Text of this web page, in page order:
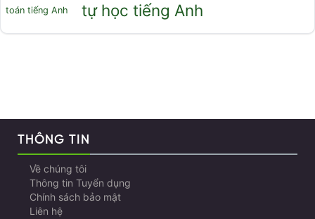
toán tiếng Anh tự học tiếng Anh
THÔNG TIN
Về chúng tôi
Thông tin Tuyển dụng
Chính sách bảo mật
Liên hệ